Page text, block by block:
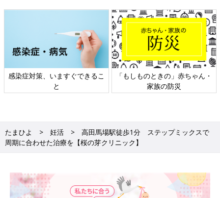
感染症対策、いますぐできるこ
と
「もしものときの」赤ちゃん・
家族の防災
たまひよ 妊活
高田馬場駅徒歩1分 ステップミックスで
周期に合わせた治療を【桜の芽クリニック】